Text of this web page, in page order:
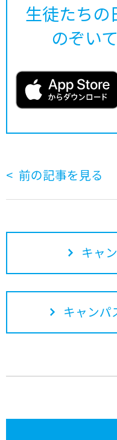
生徒たちの
のぞい
前の記事を見る
キャ
キャンパ